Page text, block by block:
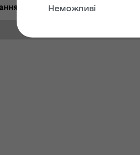
електронної форми (додаток 1).